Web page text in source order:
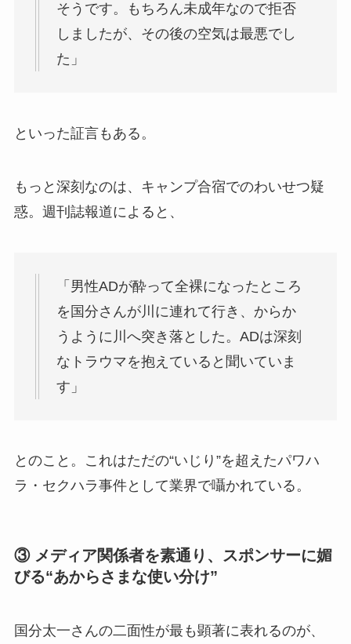
そうです。もちろん未成年なので拒否
しましたが、その後の空気は最悪でし
た」
といった証言もある。
もっと深刻なのは、キャンプ合宿でのわいせつ疑
惑。週刊誌報道によると、
「男性ADが酔って全裸になったところ
を国分さんが川に連れて行き、からか
うように川へ突き落とした。ADは深刻
なトラウマを抱えていると聞いていま
す」
とのこと。これはただの“いじり”を超えたパワハ
ラ・セクハラ事件として業界で囁かれている。
③ メディア関係者を素通り、スポンサーに媚
びる“あからさまな使い分け”
国分太一さんの二面性が最も顕著に表れるのが、